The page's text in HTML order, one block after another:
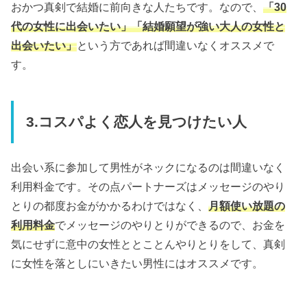
おかつ真剣で結婚に前向きな人たちです。なので、「30
代の女性に出会いたい」「結婚願望が強い大人の女性と
出会いたい」という方であれば間違いなくオススメで
す。
3.コスパよく恋人を見つけたい人
出会い系に参加して男性がネックになるのは間違いなく
利用料金です。その点パートナーズはメッセージのやり
とりの都度お金がかかるわけではなく、月額使い放題の
利用料金でメッセージのやりとりができるので、お金を
気にせずに意中の女性ととことんやりとりをして、真剣
に女性を落としにいきたい男性にはオススメです。